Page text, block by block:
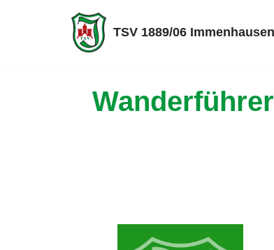
TSV 1889/06